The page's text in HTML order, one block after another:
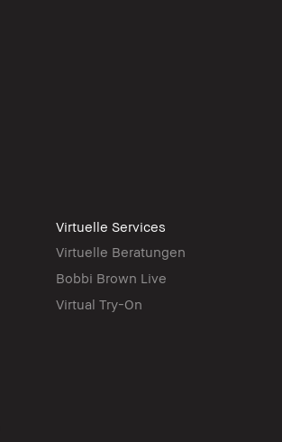
Virtuelle Services
Virtuelle Beratungen
Bobbi Brown Live
Virtual Try-On